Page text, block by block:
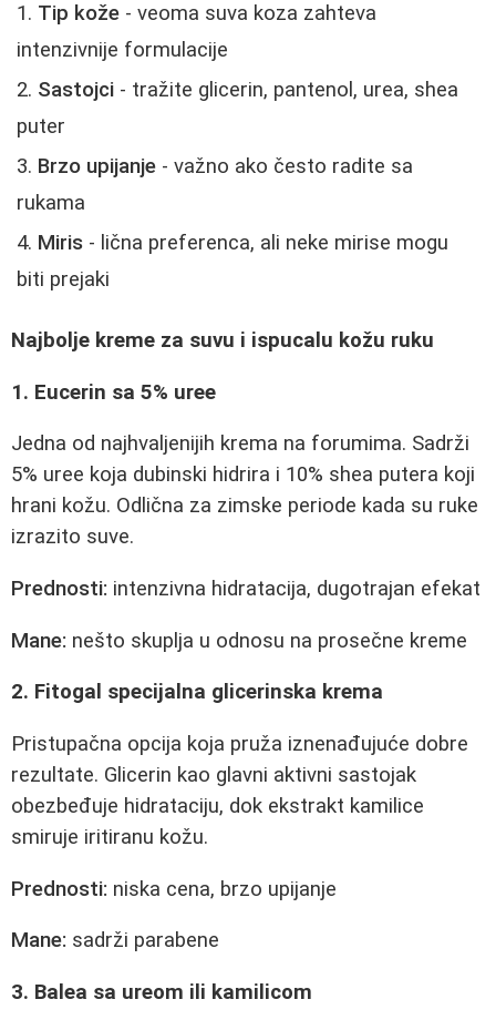
Tip kože - veoma suva koza zahteva
intenzivnije formulacije
Sastojci - tražite glicerin, pantenol, urea, shea
puter
Brzo upijanje - važno ako često radite sa
rukama
Miris - lična preferenca, ali neke mirise mogu
biti prejaki
Najbolje kreme za suvu i ispucalu kožu ruku
1. Eucerin sa 5% uree
Jedna od najhvaljenijih krema na forumima. Sadrži
5% uree koja dubinski hidrira i 10% shea putera koji
hrani kožu. Odlična za zimske periode kada su ruke
izrazito suve.
Prednosti: intenzivna hidratacija, dugotrajan efekat
Mane: nešto skuplja u odnosu na prosečne kreme
2. Fitogal specijalna glicerinska krema
Pristupačna opcija koja pruža iznenađujuće dobre
rezultate. Glicerin kao glavni aktivni sastojak
obezbeđuje hidrataciju, dok ekstrakt kamilice
smiruje iritiranu kožu.
Prednosti: niska cena, brzo upijanje
Mane: sadrži parabene
3. Balea sa ureom ili kamilicom